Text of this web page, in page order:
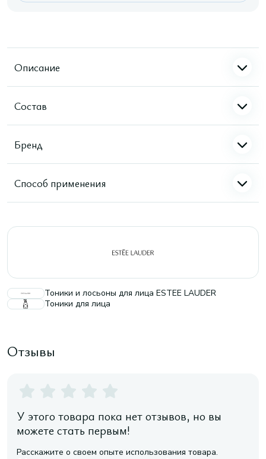
Описание
Состав
Бренд
Способ применения
Тоники и лосьоны для лица ESTEE LAUDER
Тоники для лица
Отзывы
У этого товара пока нет отзывов, но вы
можете стать первым!
Расскажите о своем опыте использования товара.